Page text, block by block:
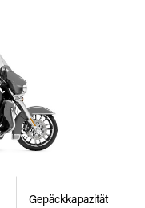
Gepäckkapazität